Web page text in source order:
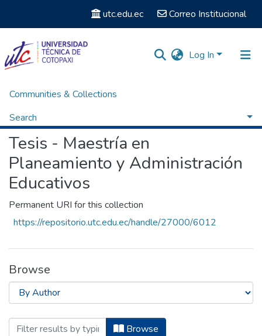
utc.edu.ec Correo Institucional
Log In
Communities & Collections
Search
Home Posgrados
Tesis - Maestría en
Planeamiento y Administración
Educativos
Permanent URI for this collection
https://repositorio.utc.edu.ec/handle/27000/6012
Browse
Browsing Tesis - Maestría en
Browse